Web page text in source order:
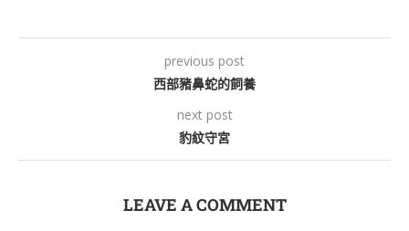
previous post
西部豬鼻蛇的飼養
next post
豹紋守宮
LEAVE A COMMENT